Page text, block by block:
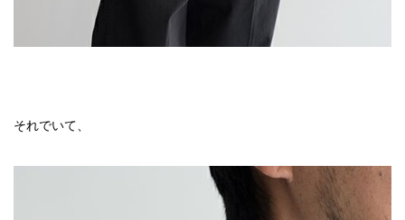
それでいて、